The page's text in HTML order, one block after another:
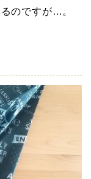
のですが…。